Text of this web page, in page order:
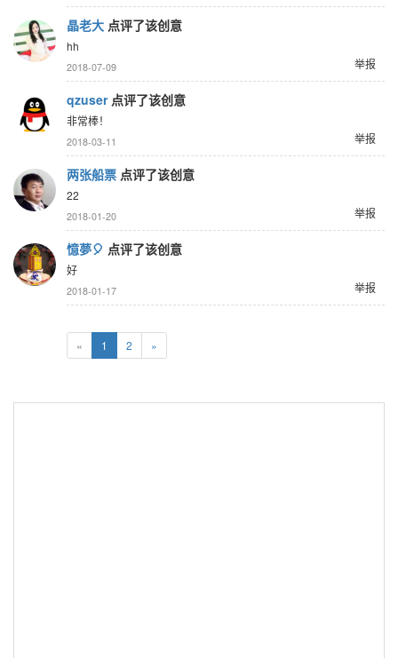
晶老大 点评了该创意
hh
举报
2018-07-09
qzuser点评了该创意
非常棒！
举报
2018-03-11
两张船票 点评了该创意
22
举报
2018-01-20
憶夢🎈 点评了该创意
好
举报
2018-01-17
« 1 2 »